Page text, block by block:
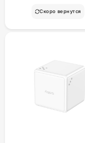
Скоро вернутся